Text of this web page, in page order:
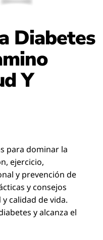
Diabetes
Y
para dominar la
ejercicio,
y prevención de
y consejos
calidad de vida.
y alcanza el